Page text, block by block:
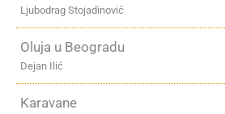
Ljubodrag Stojadinović
Oluja u Beogradu
Dejan Ilić
Karavane